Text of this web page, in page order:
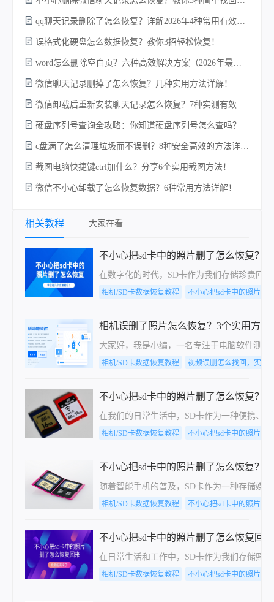
误格式化硬盘怎么数据恢复？教你3招轻松恢复！
微信聊天记录删掉了怎么恢复？几种实用方法详解！
硬盘序列号查询全攻略：你知道硬盘序列号怎么查吗？
截图电脑快捷键ctrl加什么？分享6个实用截图方法！
微信不小心卸载了怎么恢复数据？6种常用方法详解！
相关教程 大家在看
不小心把sd卡中的照片删了怎么恢复？
在数字化的时代，SD卡作为我们存储珍贵回
相机/SD卡数据恢复教程 不小心把sd卡中的照片删
相机误删了照片怎么恢复？3个实用方
大家好，我是小编，一名专注于电脑软件测
相机/SD卡数据恢复教程 视频误删怎么找回，实用
不小心把sd卡中的照片删了怎么恢复？
在我们的日常生活中，SD卡作为一种便携、
相机/SD卡数据恢复教程 不小心把sd卡中的照片删
不小心把sd卡中的照片删了怎么恢复？
随着智能手机的普及，SD卡作为一种存储媒
相机/SD卡数据恢复教程 不小心把sd卡中的照片删
不小心把sd卡中的照片删了怎么恢复回
在日常生活和工作中，SD卡作为我们存储照
相机/SD卡数据恢复教程 不小心把sd卡中的照片删